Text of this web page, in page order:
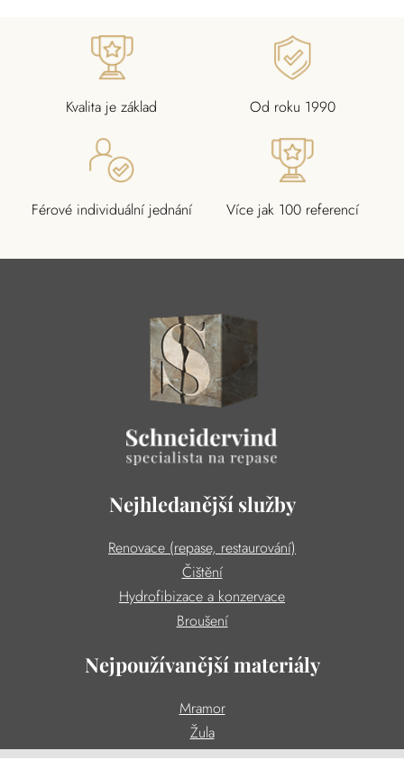
Kvalita je základ Od roku 1990
Férové individuální jednání Více jak 100 referencí
Nejhledanější služby
Renovace (repase, restaurování)
Čištění
Hydrofibizace a konzervace
Broušení
Nejpoužívanější materiály
Mramor
Žula